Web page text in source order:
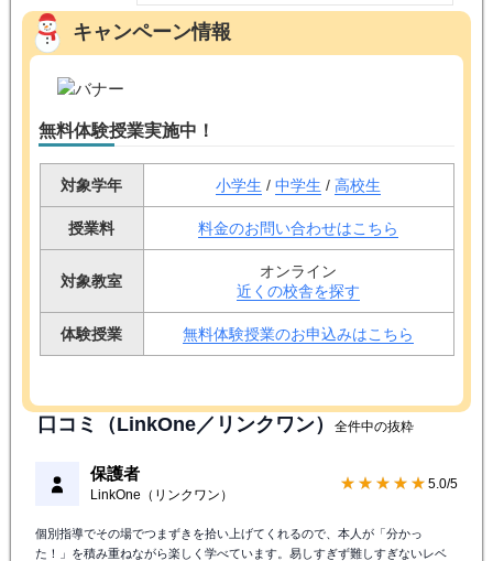
キャンペーン情報
無料体験授業実施中！
対象学年 小学生 / 中学生 / 高校生
授業料 料金のお問い合わせはこちら
対象教室
オンライン
近くの校舎を探す
体験授業 無料体験授業のお申込みはこちら
口コミ（LinkOne／リンクワン） 全件中の抜粋
保護者
LinkOne（リンクワン）
★★★★★ 5.0/5
個別指導でその場でつまずきを拾い上げてくれるので、本人が「分かっ
た！」を積み重ねながら楽しく学べています。易しすぎず難しすぎないレベ